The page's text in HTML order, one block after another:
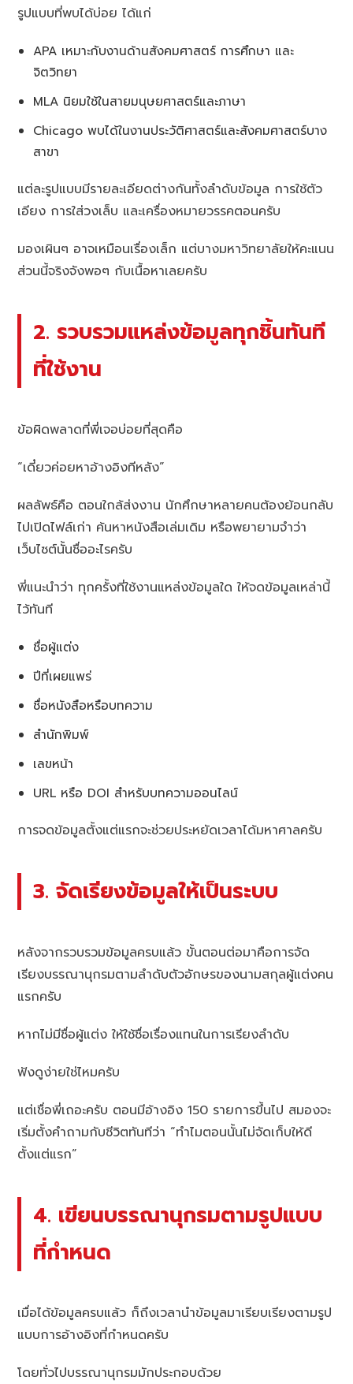
รูปแบบที่พบได้บ่อย ได้แก่
APA เหมาะกับงานด้านสังคมศาสตร์ การศึกษา และ
จิตวิทยา
MLA นิยมใช้ในสายมนุษยศาสตร์และภาษา
Chicago พบได้ในงานประวัติศาสตร์และสังคมศาสตร์บาง
สาขา
แต่ละรูปแบบมีรายละเอียดต่างกันทั้งลำดับข้อมูล การใช้ตัว
เอียง การใส่วงเล็บ และเครื่องหมายวรรคตอนครับ
มองเผินๆ อาจเหมือนเรื่องเล็ก แต่บางมหาวิทยาลัยให้คะแนน
ส่วนนี้จริงจังพอๆ กับเนื้อหาเลยครับ
2. รวบรวมแหล่งข้อมูลทุกชิ้นทันที
ที่ใช้งาน
ข้อผิดพลาดที่พี่เจอบ่อยที่สุดคือ
“เดี๋ยวค่อยหาอ้างอิงทีหลัง”
ผลลัพธ์คือ ตอนใกล้ส่งงาน นักศึกษาหลายคนต้องย้อนกลับ
ไปเปิดไฟล์เก่า ค้นหาหนังสือเล่มเดิม หรือพยายามจำว่า
เว็บไซต์นั้นชื่ออะไรครับ
พี่แนะนำว่า ทุกครั้งที่ใช้งานแหล่งข้อมูลใด ให้จดข้อมูลเหล่านี้
ไว้ทันที
ชื่อผู้แต่ง
ปีที่เผยแพร่
ชื่อหนังสือหรือบทความ
สำนักพิมพ์
เลขหน้า
URL หรือ DOI สำหรับบทความออนไลน์
การจดข้อมูลตั้งแต่แรกจะช่วยประหยัดเวลาได้มหาศาลครับ
3. จัดเรียงข้อมูลให้เป็นระบบ
หลังจากรวบรวมข้อมูลครบแล้ว ขั้นตอนต่อมาคือการจัด
เรียงบรรณานุกรมตามลำดับตัวอักษรของนามสกุลผู้แต่งคน
แรกครับ
หากไม่มีชื่อผู้แต่ง ให้ใช้ชื่อเรื่องแทนในการเรียงลำดับ
ฟังดูง่ายใช่ไหมครับ
แต่เชื่อพี่เถอะครับ ตอนมีอ้างอิง 150 รายการขึ้นไป สมองจะ
เริ่มตั้งคำถามกับชีวิตทันทีว่า “ทำไมตอนนั้นไม่จัดเก็บให้ดี
ตั้งแต่แรก”
4. เขียนบรรณานุกรมตามรูปแบบ
ที่กำหนด
เมื่อได้ข้อมูลครบแล้ว ก็ถึงเวลานำข้อมูลมาเรียบเรียงตามรูป
แบบการอ้างอิงที่กำหนดครับ
โดยทั่วไปบรรณานุกรมมักประกอบด้วย